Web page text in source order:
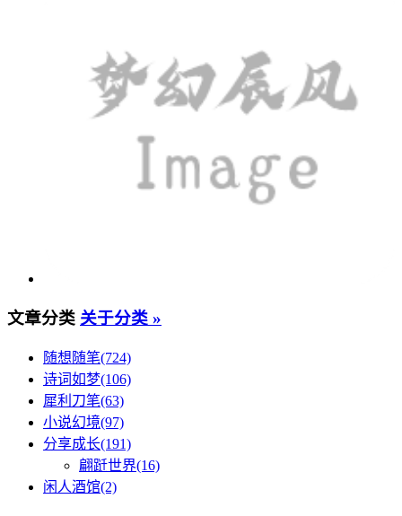
文章分类 关于分类 »
随想随笔(724)
诗词如梦(106)
犀利刀笔(63)
小说幻境(97)
分享成长(191)
翩跹世界(16)
闲人酒馆(2)